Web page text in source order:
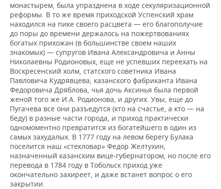
монастырем, была упразднена в ходе секуля­ризационной
реформы. В то же время приходской Успенский храм
находился на пике своего расцвета — его благополучие
до поры до времени держалось на пожертвованиях
богатых прихожан (в большинстве своем наших
знакомых) — супругов Ивана Александровича и Анны
Николаевны Родио­новых, еще не успевших переехать на
Воскресенский холм, статского советника Ивана
Павловича Кудрявцева, казанского фабриканта Ивана
Федоровича Дряблова, чья дочь Аксинья была первой
женой того же И.А. Родионова, и других. Увы, еще до
Пугачева все они разъедутся (кто на счастье, а кто — на
беду) в разные части города, и приход практически
одномоментно превратится из богатейшего в один из
самых захудалых. В 1777 году на левом берегу Булака
поселится наш «стекло­вар» Федор Желтухин,
назначенный казанским вице-губернатором, но после его
перевода в 1784 году в Тобольск приход уже
окончательно захиреет, и даже встанет вопрос о его
закрытии.